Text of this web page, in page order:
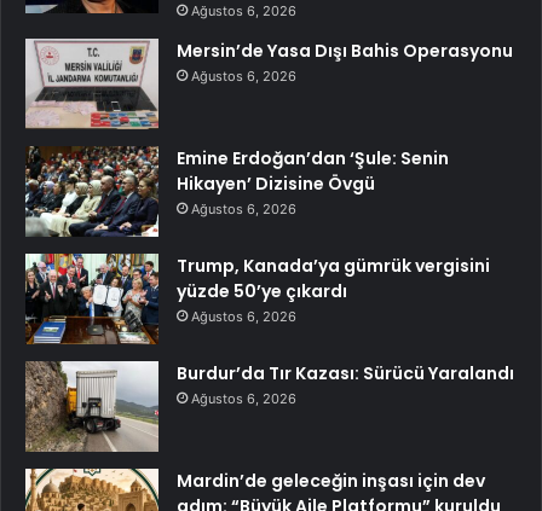
Ağustos 6, 2026
Mersin’de Yasa Dışı Bahis Operasyonu
Ağustos 6, 2026
Emine Erdoğan’dan ‘Şule: Senin
Hikayen’ Dizisine Övgü
Ağustos 6, 2026
Trump, Kanada’ya gümrük vergisini
yüzde 50’ye çıkardı
Ağustos 6, 2026
Burdur’da Tır Kazası: Sürücü Yaralandı
Ağustos 6, 2026
Mardin’de geleceğin inşası için dev